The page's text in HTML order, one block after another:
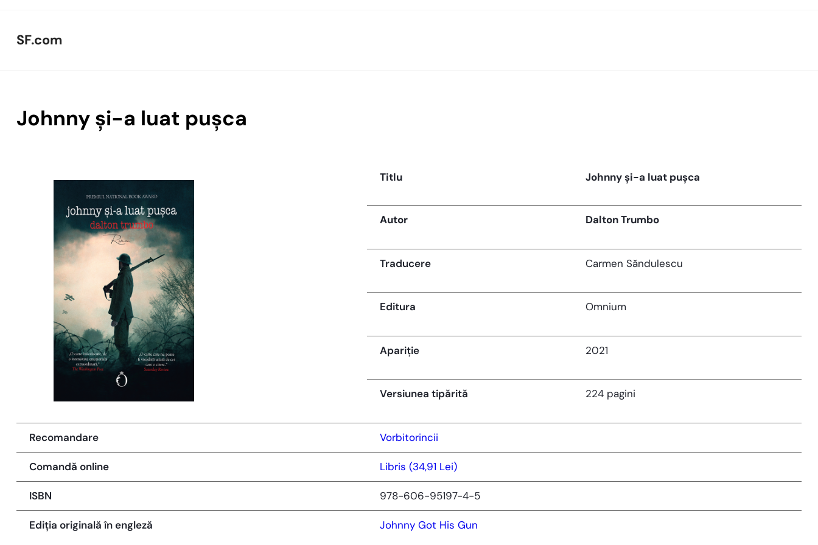
to
SF.com
Johnny și-a luat pușca
Titlu Johnny și-a luat pușca
Autor Dalton Trumbo
Traducere Carmen Săndulescu
Editura Omnium
Apariție 2021
Versiunea tipărită 224 pagini
Recomandare Vorbitorincii
Comandă online Libris (34,91 Lei)
ISBN 978-606-95197-4-5
Ediția originală în engleză Johnny Got His Gun